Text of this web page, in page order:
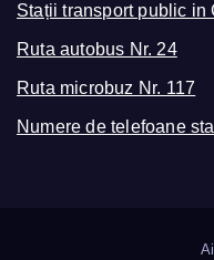
Stații transport public in
Ruta autobus Nr. 24
Ruta microbuz Nr. 117
Numere de telefoane